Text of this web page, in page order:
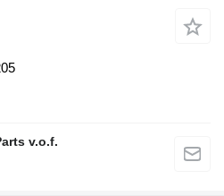
v.o.f.